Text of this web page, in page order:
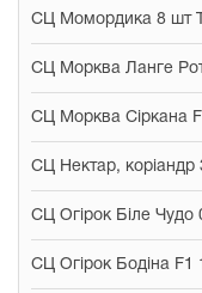
СЦ Момордика 8 шт
СЦ Морква Ланге
СЦ Морква Сіркана
СЦ Нектар, коріандр
СЦ Огірок Біле Чудо
СЦ Огірок Бодіна F1